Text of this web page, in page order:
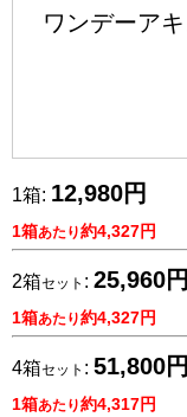
ワンデーア
1箱: 12,980円
1箱あたり約4,327円
2箱セット : 25,960円
1箱あたり約4,327円
4箱セット : 51,800円
1箱あたり約4,317円